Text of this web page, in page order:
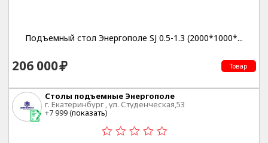
Подъемный стол Энергополе SJ 0.5-1.3 (2000*1000*...
206 000 Товар
Столы подъемные Энергополе
г. Екатеринбург , ул. Студенческая,53
+7 999 (показать)